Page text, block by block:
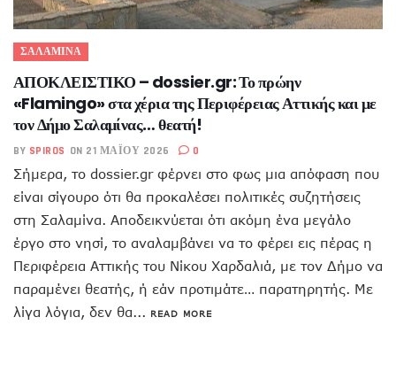
ΣΑΛΑΜΙΝΑ
ΑΠΟΚΛΕΙΣΤΙΚΟ – dossier.gr: Το πρώην
«Flamingo» στα χέρια της Περιφέρειας Αττικής και με
τον Δήμο Σαλαμίνας… θεατή!
BY SPIROS ON 21 ΜΑΪ́ΟΥ 2026 0
Σήμερα, το dossier.gr φέρνει στο φως μια απόφαση που
είναι σίγουρο ότι θα προκαλέσει πολιτικές συζητήσεις
στη Σαλαμίνα. Αποδεικνύεται ότι ακόμη ένα μεγάλο
έργο στο νησί, το αναλαμβάνει να το φέρει εις πέρας η
Περιφέρεια Αττικής του Νίκου Χαρδαλιά, με τον Δήμο να
παραμένει θεατής, ή εάν προτιμάτε… παρατηρητής. Με
λίγα λόγια, δεν θα... READ MORE